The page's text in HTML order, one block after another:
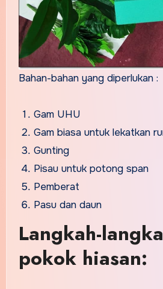
Bahan-bahan yang diperlukan :
Gam UHU
Gam biasa untuk lekatkan
Gunting
Pisau untuk potong span
Pemberat
Pasu dan daun
Langkah-
pokok hiasan: